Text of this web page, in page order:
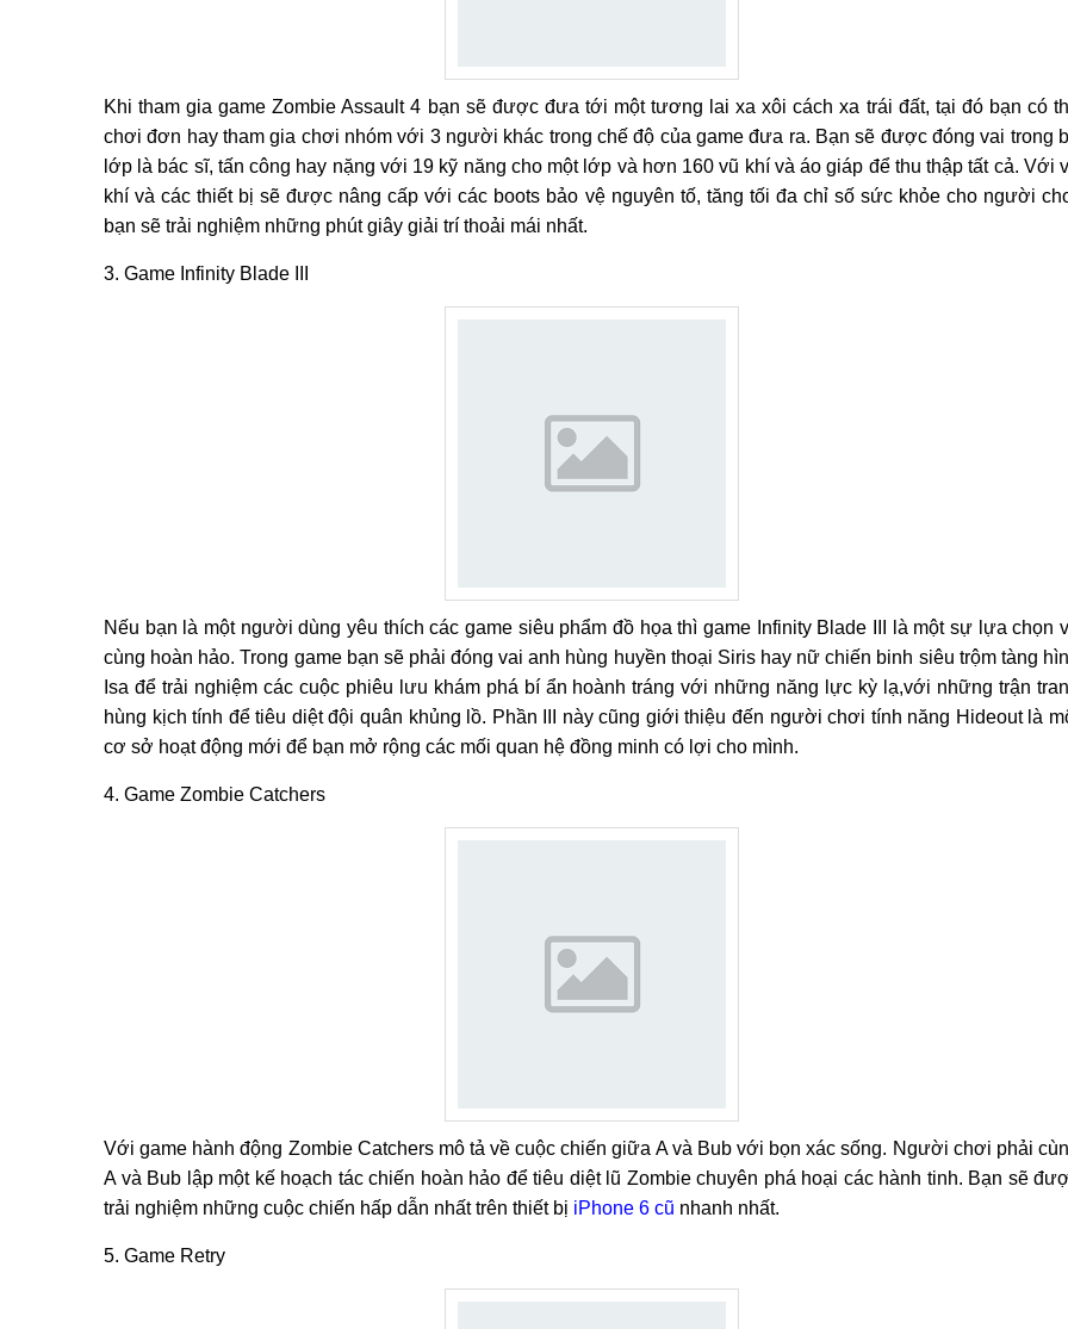
Khi tham gia game Zombie Assault 4 bạn sẽ được đưa tới một tương lai xa xôi cách xa trái đất, tại đó bạn có
chơi đơn hay tham gia chơi nhóm với 3 người khác trong chế độ của game đưa ra. Bạn sẽ được đóng vai trong
lớp là bác sĩ, tấn công hay nặng với 19 kỹ năng cho một lớp và hơn 160 vũ khí và áo giáp để thu thập tất cả. Với
khí và các thiết bị sẽ được nâng cấp với các boots bảo vệ nguyên tố, tăng tối đa chỉ số sức khỏe cho người
bạn sẽ trải nghiệm những phút giây giải trí thoải mái nhất.
3. Game Infinity Blade III
Nếu bạn là một người dùng yêu thích các game siêu phẩm đồ họa thì game Infinity Blade III là một sự lựa chọn
cùng hoàn hảo. Trong game bạn sẽ phải đóng vai anh hùng huyền thoại Siris hay nữ chiến binh siêu trộm tàng
Isa để trải nghiệm các cuộc phiêu lưu khám phá bí ẩn hoành tráng với những năng lực kỳ lạ,với những trận
hùng kịch tính để tiêu diệt đội quân khủng lồ. Phần III này cũng giới thiệu đến người chơi tính năng Hideout là
cơ sở hoạt động mới để bạn mở rộng các mối quan hệ đồng minh có lợi cho mình.
4. Game Zombie Catchers
Với game hành động Zombie Catchers mô tả về cuộc chiến giữa A và Bub với bọn xác sống. Người chơi phải
A và Bub lập một kế hoạch tác chiến hoàn hảo để tiêu diệt lũ Zombie chuyên phá hoại các hành tinh. Bạn sẽ
trải nghiệm những cuộc chiến hấp dẫn nhất trên thiết bị iPhone 6 cũ nhanh nhất.
5. Game Retry